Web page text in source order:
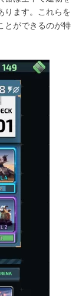
ります。これらを
とができるのが特